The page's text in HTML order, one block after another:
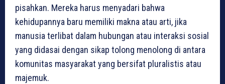
pisahkan. Mereka harus menyadari bahwa
kehidupannya baru memiliki makna atau arti, jika
manusia terlibat dalam hubungan atau interaksi sosial
yang didasai dengan sikap tolong menolong di antara
komunitas masyarakat yang bersifat pluralistis atau
majemuk.